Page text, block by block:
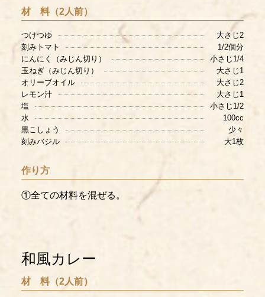
材 料（2人前）
つけつゆ
刻みトマト
にんにく（みじん切り）
玉ねぎ（みじん切り）
オリーブオイル
レモン汁
塩
水
黒こしょう
刻みバジル
大さじ2
1/2個分
小さじ1/4
大さじ1
大さじ2
大さじ1
小さじ1/2
100cc
少々
大1枚
作り方
①全ての材料を混ぜる。
和風カレー
材 料（2人前）